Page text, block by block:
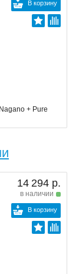
В корзину
+ Pure
14 294 р.
в наличии
В корзину